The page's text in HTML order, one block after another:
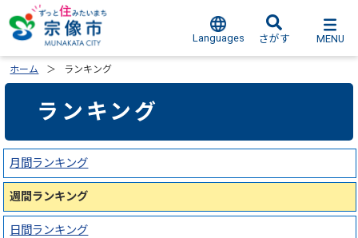
Languages さがす MENU
ホーム ランキング
ランキング
月間ランキング
週間ランキング
日間ランキング